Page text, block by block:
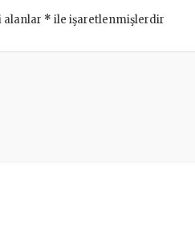
alanlar * ile işaretlenmişlerdir